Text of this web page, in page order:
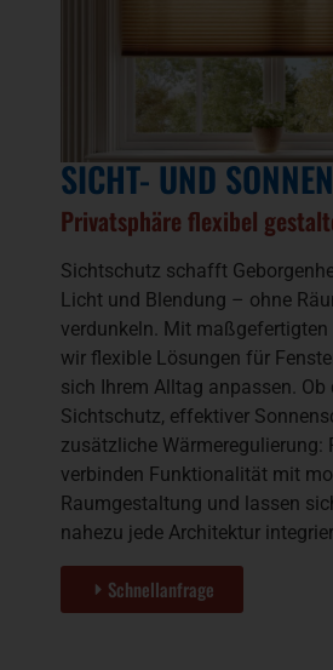
SICHT- UND
Privatsphäre flexibel
Sichtschutz schafft
Licht und Blendung – ohne
verdunkeln. Mit maßgefertigten
wir flexible Lösungen für
sich Ihrem Alltag anpassen. Ob
Sichtschutz, effektiver
zusätzliche Wärmeregulierung:
verbinden Funktionalität mit
Raumgestaltung und lassen
nahezu jede Architektur
Schnellanfrage